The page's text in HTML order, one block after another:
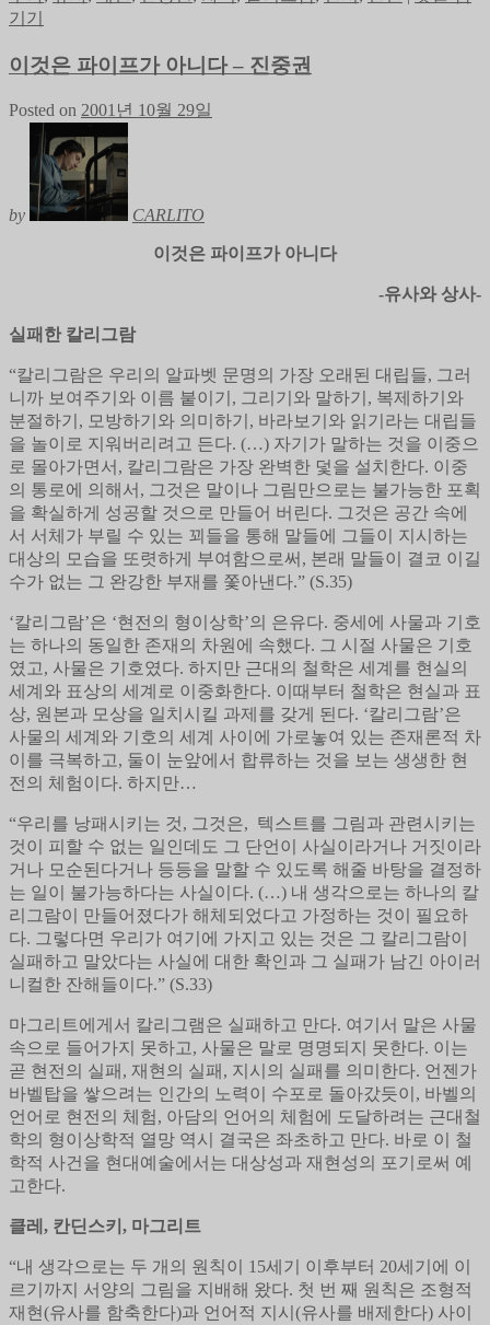
기기
이것은 파이프가 아니다 – 진중권
Posted on 2001년 10월 29일
by CARLITO
이것은 파이프가 아니다
-유사와 상사-
실패한 칼리그람
“칼리그람은 우리의 알파벳 문명의 가장 오래된 대립들, 그러
니까 보여주기와 이름 붙이기, 그리기와 말하기, 복제하기와
분절하기, 모방하기와 의미하기, 바라보기와 읽기라는 대립들
을 놀이로 지워버리려고 든다. (…) 자기가 말하는 것을 이중으
로 몰아가면서, 칼리그람은 가장 완벽한 덫을 설치한다. 이중
의 통로에 의해서, 그것은 말이나 그림만으로는 불가능한 포획
을 확실하게 성공할 것으로 만들어 버린다. 그것은 공간 속에
서 서체가 부릴 수 있는 꾀들을 통해 말들에 그들이 지시하는
대상의 모습을 또렷하게 부여함으로써, 본래 말들이 결코 이길
수가 없는 그 완강한 부재를 쫓아낸다.” (S.35)
‘칼리그람’은 ‘현전의 형이상학’의 은유다. 중세에 사물과 기호
는 하나의 동일한 존재의 차원에 속했다. 그 시절 사물은 기호
였고, 사물은 기호였다. 하지만 근대의 철학은 세계를 현실의
세계와 표상의 세계로 이중화한다. 이때부터 철학은 현실과 표
상, 원본과 모상을 일치시킬 과제를 갖게 된다. ‘칼리그람’은
사물의 세계와 기호의 세계 사이에 가로놓여 있는 존재론적 차
이를 극복하고, 둘이 눈앞에서 합류하는 것을 보는 생생한 현
전의 체험이다. 하지만…
“우리를 낭패시키는 것, 그것은, 텍스트를 그림과 관련시키는
것이 피할 수 없는 일인데도 그 단언이 사실이라거나 거짓이라
거나 모순된다거나 등등을 말할 수 있도록 해줄 바탕을 결정하
는 일이 불가능하다는 사실이다. (…) 내 생각으로는 하나의 칼
리그람이 만들어졌다가 해체되었다고 가정하는 것이 필요하
다. 그렇다면 우리가 여기에 가지고 있는 것은 그 칼리그람이
실패하고 말았다는 사실에 대한 확인과 그 실패가 남긴 아이러
니컬한 잔해들이다.” (S.33)
마그리트에게서 칼리그램은 실패하고 만다. 여기서 말은 사물
속으로 들어가지 못하고, 사물은 말로 명명되지 못한다. 이는
곧 현전의 실패, 재현의 실패, 지시의 실패를 의미한다. 언젠가
바벨탑을 쌓으려는 인간의 노력이 수포로 돌아갔듯이, 바벨의
언어로 현전의 체험, 아담의 언어의 체험에 도달하려는 근대철
학의 형이상학적 열망 역시 결국은 좌초하고 만다. 바로 이 철
학적 사건을 현대예술에서는 대상성과 재현성의 포기로써 예
고한다.
클레, 칸딘스키, 마그리트
“내 생각으로는 두 개의 원칙이 15세기 이후부터 20세기에 이
르기까지 서양의 그림을 지배해 왔다. 첫 번 째 원칙은 조형적
재현(유사를 함축한다)과 언어적 지시(유사를 배제한다) 사이